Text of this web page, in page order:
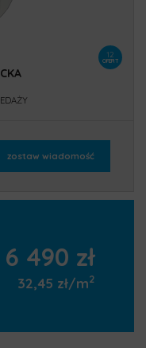
12
OFERT
zostaw wiadomość
6 490 zł
32,45 zł/m2